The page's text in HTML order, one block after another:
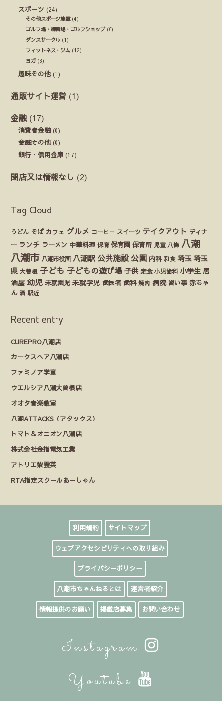
スポーツ (24)
その他スポーツ施設(4)
ゴルフ場・練習場・ゴルフショップ(0)
ダンスサークル (1)
フィットネス・ジム (12)
ヨガ (3)
趣味その他 (1)
通販サイト運営 (1)
金融 (17)
消費者金融(0)
金融その他 (0)
銀行・信用金庫 (17)
閉店又は情報なし (2)
Tag Cloud
うどん そば カフェ グルメ コーヒー スイーツ テイクアウト ディナ
ー ランチ ラーメン 中華料理 保育 保育園 保育所 児童 八條 八潮
八潮市 八潮市役所 八潮駅 公共施設 公園 内科 和食 埼玉 埼玉
県 大曽根 子ども 子どもの遊び場 子供 定食 小児歯科 小学生 居
酒屋 幼児 未就園児 未就学児 歯医者 歯科 焼肉 病院 習い事 赤ちゃ
ん 酒 駅近
Recent entry
CUREPRO八潮店
カークスヘア八潮店
ファミノア学童
ウエルシア八潮大曽根店
オオタ音楽教室
八潮ATTACKS（アタックス）
トマト＆オニオン八潮店
株式会社金指電気工業
アトリエ紫雲英
RTA指定スクールあーしゃん
利用規約 サイトマップ
ウェブアクセシビリティへの取り組み
プライバシーポリシー
八潮市ちゃんねるとは 運営者紹介
情報提供のお願い 掲載店募集 お問い合わせ
Instagram
Youtube